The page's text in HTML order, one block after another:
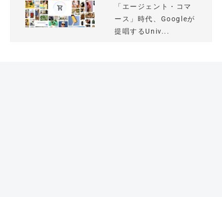
「エージェント・コマ
ース」時代、Googleが
提唱するUniv...